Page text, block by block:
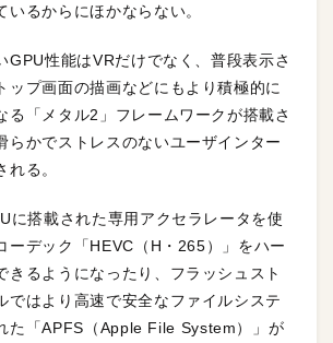
いるからにほかならない。
GPU性能はVRだけでなく、普段表示さ
ップ画面の描画などにもより積極的に
る「メタル2」フレームワークが搭載さ
らかでストレスのないユーザインター
れる。
に搭載された専用アクセラレータを使
ーデック「HEVC（H・265）」をハー
きるようになったり、フラッシュスト
ではより高速で安全なファイルシステ
た「APFS（Apple File System）」が